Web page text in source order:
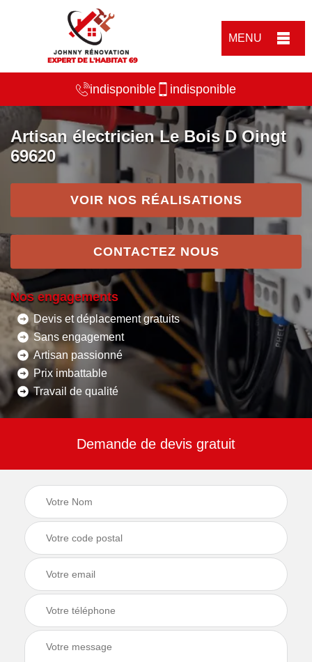
MENU
indisponible indisponible
Artisan électricien Le Bois D Oingt
69620
VOIR NOS RÉALISATIONS
CONTACTEZ NOUS
Nos engagements
Devis et déplacement gratuits
Sans engagement
Artisan passionné
Prix imbattable
Travail de qualité
Demande de devis gratuit